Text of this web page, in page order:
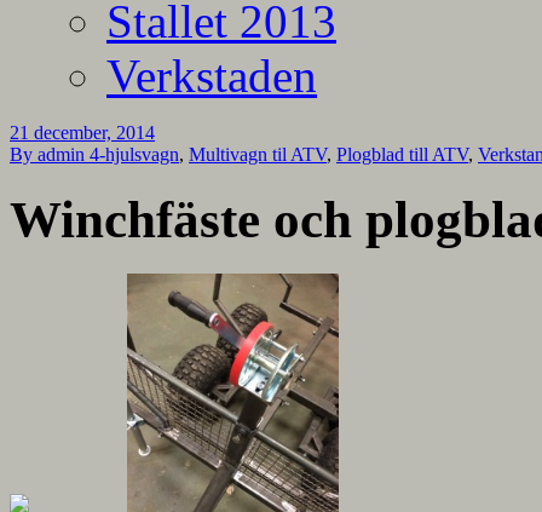
Stallet 2013
Verkstaden
21 december, 2014
By admin 4-hjulsvagn, Multivagn til ATV, Plogblad till ATV,
Winchfäste och